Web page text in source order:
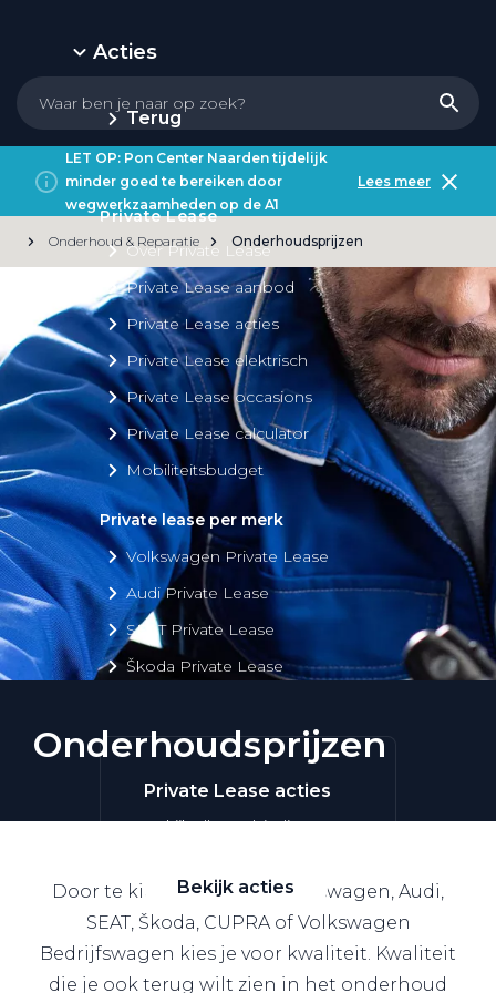
Acties
Terug
Private Lease
Over Private Lease
Private Lease aanbod
Private Lease acties
Private Lease elektrisch
Private Lease occasions
Private Lease calculator
Mobiliteitsbudget
Private lease per merk
Volkswagen Private Lease
Audi Private Lease
SEAT Private Lease
Škoda Private Lease
Private Lease acties
Bekijk alle aanbiedingen
Bekijk acties
LET OP: Pon Center Naarden tijdelijk
minder goed te bereiken door
wegwerkzaamheden op de A1
Lees meer
Onderhoud & Reparatie Onderhoudsprijzen
Onderhoudsprijzen
Door te kiezen voor een Volkswagen, Audi,
SEAT, Škoda, CUPRA of Volkswagen
Bedrijfswagen kies je voor kwaliteit. Kwaliteit
die je ook terug wilt zien in het onderhoud